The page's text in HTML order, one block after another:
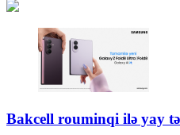
Bakcell rouminqi ilə yay